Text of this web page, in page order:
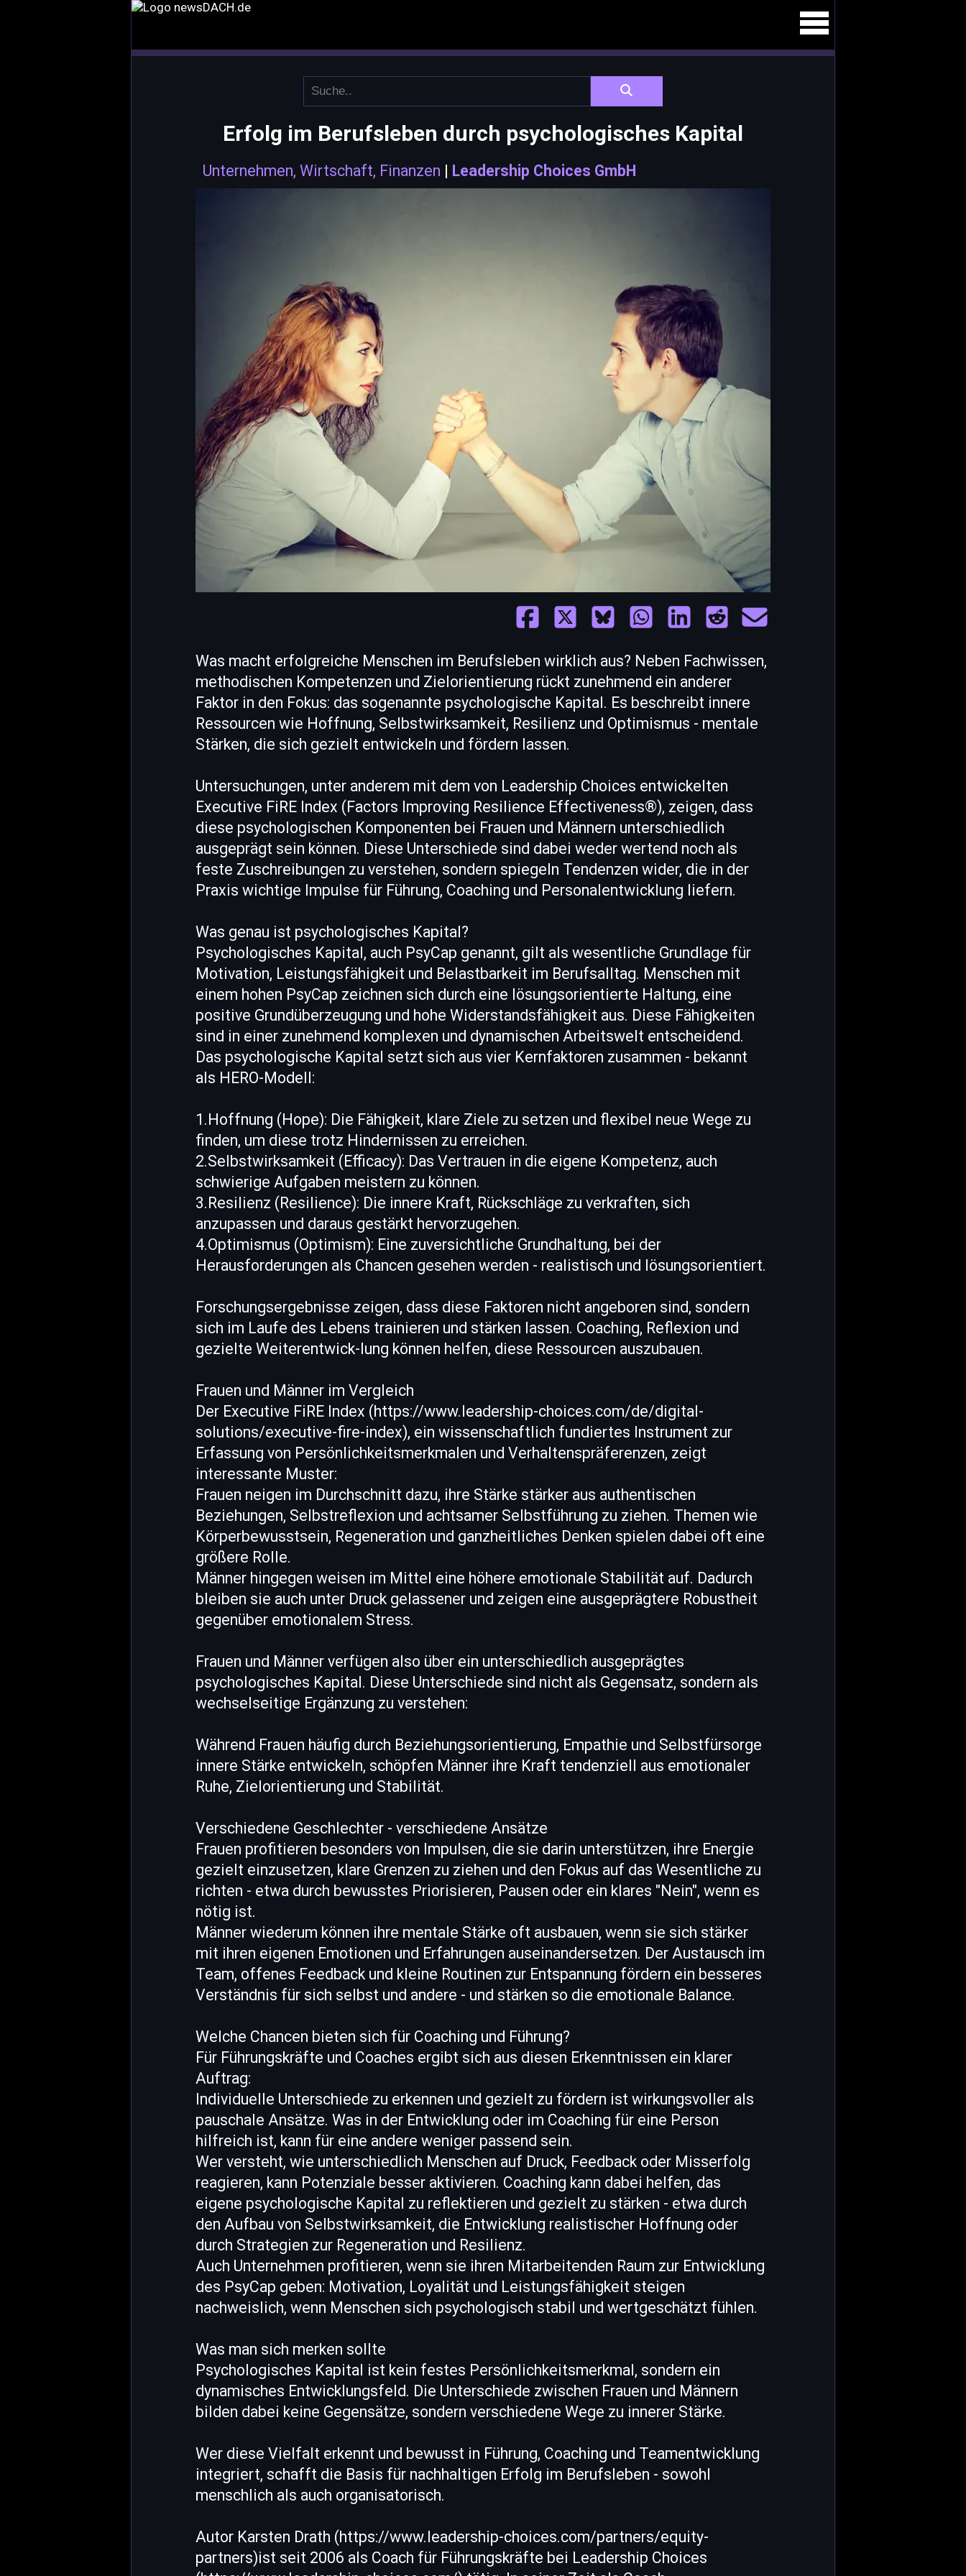
Erfolg im Berufsleben durch psychologisches Kapital
Unternehmen, Wirtschaft, Finanzen | Leadership Choices GmbH
Was macht erfolgreiche Menschen im Berufsleben wirklich aus? Neben Fachwissen,
methodischen Kompetenzen und Zielorientierung rückt zunehmend ein anderer
Faktor in den Fokus: das sogenannte psychologische Kapital. Es beschreibt innere
Ressourcen wie Hoffnung, Selbstwirksamkeit, Resilienz und Optimismus - mentale
Stärken, die sich gezielt entwickeln und fördern lassen.
Untersuchungen, unter anderem mit dem von Leadership Choices entwickelten
Executive FiRE Index (Factors Improving Resilience Effectiveness®), zeigen, dass
diese psychologischen Komponenten bei Frauen und Männern unterschiedlich
ausgeprägt sein können. Diese Unterschiede sind dabei weder wertend noch als
feste Zuschreibungen zu verstehen, sondern spiegeln Tendenzen wider, die in der
Praxis wichtige Impulse für Führung, Coaching und Personalentwicklung liefern.
Was genau ist psychologisches Kapital?
Psychologisches Kapital, auch PsyCap genannt, gilt als wesentliche Grundlage für
Motivation, Leistungsfähigkeit und Belastbarkeit im Berufsalltag. Menschen mit
einem hohen PsyCap zeichnen sich durch eine lösungsorientierte Haltung, eine
positive Grundüberzeugung und hohe Widerstandsfähigkeit aus. Diese Fähigkeiten
sind in einer zunehmend komplexen und dynamischen Arbeitswelt entscheidend.
Das psychologische Kapital setzt sich aus vier Kernfaktoren zusammen - bekannt
als HERO-Modell:
1.Hoffnung (Hope): Die Fähigkeit, klare Ziele zu setzen und flexibel neue Wege zu
finden, um diese trotz Hindernissen zu erreichen.
2.Selbstwirksamkeit (Efficacy): Das Vertrauen in die eigene Kompetenz, auch
schwierige Aufgaben meistern zu können.
3.Resilienz (Resilience): Die innere Kraft, Rückschläge zu verkraften, sich
anzupassen und daraus gestärkt hervorzugehen.
4.Optimismus (Optimism): Eine zuversichtliche Grundhaltung, bei der
Herausforderungen als Chancen gesehen werden - realistisch und lösungsorientiert.
Forschungsergebnisse zeigen, dass diese Faktoren nicht angeboren sind, sondern
sich im Laufe des Lebens trainieren und stärken lassen. Coaching, Reflexion und
gezielte Weiterentwick-lung können helfen, diese Ressourcen auszubauen.
Frauen und Männer im Vergleich
Der Executive FiRE Index (https://www.leadership-choices.com/de/digital-
solutions/executive-fire-index), ein wissenschaftlich fundiertes Instrument zur
Erfassung von Persönlichkeitsmerkmalen und Verhaltenspräferenzen, zeigt
interessante Muster:
Frauen neigen im Durchschnitt dazu, ihre Stärke stärker aus authentischen
Beziehungen, Selbstreflexion und achtsamer Selbstführung zu ziehen. Themen wie
Körperbewusstsein, Regeneration und ganzheitliches Denken spielen dabei oft eine
größere Rolle.
Männer hingegen weisen im Mittel eine höhere emotionale Stabilität auf. Dadurch
bleiben sie auch unter Druck gelassener und zeigen eine ausgeprägtere Robustheit
gegenüber emotionalem Stress.
Frauen und Männer verfügen also über ein unterschiedlich ausgeprägtes
psychologisches Kapital. Diese Unterschiede sind nicht als Gegensatz, sondern als
wechselseitige Ergänzung zu verstehen:
Während Frauen häufig durch Beziehungsorientierung, Empathie und Selbstfürsorge
innere Stärke entwickeln, schöpfen Männer ihre Kraft tendenziell aus emotionaler
Ruhe, Zielorientierung und Stabilität.
Verschiedene Geschlechter - verschiedene Ansätze
Frauen profitieren besonders von Impulsen, die sie darin unterstützen, ihre Energie
gezielt einzusetzen, klare Grenzen zu ziehen und den Fokus auf das Wesentliche zu
richten - etwa durch bewusstes Priorisieren, Pausen oder ein klares "Nein", wenn es
nötig ist.
Männer wiederum können ihre mentale Stärke oft ausbauen, wenn sie sich stärker
mit ihren eigenen Emotionen und Erfahrungen auseinandersetzen. Der Austausch im
Team, offenes Feedback und kleine Routinen zur Entspannung fördern ein besseres
Verständnis für sich selbst und andere - und stärken so die emotionale Balance.
Welche Chancen bieten sich für Coaching und Führung?
Für Führungskräfte und Coaches ergibt sich aus diesen Erkenntnissen ein klarer
Auftrag:
Individuelle Unterschiede zu erkennen und gezielt zu fördern ist wirkungsvoller als
pauschale Ansätze. Was in der Entwicklung oder im Coaching für eine Person
hilfreich ist, kann für eine andere weniger passend sein.
Wer versteht, wie unterschiedlich Menschen auf Druck, Feedback oder Misserfolg
reagieren, kann Potenziale besser aktivieren. Coaching kann dabei helfen, das
eigene psychologische Kapital zu reflektieren und gezielt zu stärken - etwa durch
den Aufbau von Selbstwirksamkeit, die Entwicklung realistischer Hoffnung oder
durch Strategien zur Regeneration und Resilienz.
Auch Unternehmen profitieren, wenn sie ihren Mitarbeitenden Raum zur Entwicklung
des PsyCap geben: Motivation, Loyalität und Leistungsfähigkeit steigen
nachweislich, wenn Menschen sich psychologisch stabil und wertgeschätzt fühlen.
Was man sich merken sollte
Psychologisches Kapital ist kein festes Persönlichkeitsmerkmal, sondern ein
dynamisches Entwicklungsfeld. Die Unterschiede zwischen Frauen und Männern
bilden dabei keine Gegensätze, sondern verschiedene Wege zu innerer Stärke.
Wer diese Vielfalt erkennt und bewusst in Führung, Coaching und Teamentwicklung
integriert, schafft die Basis für nachhaltigen Erfolg im Berufsleben - sowohl
menschlich als auch organisatorisch.
Autor Karsten Drath (https://www.leadership-choices.com/partners/equity-
partners)ist seit 2006 als Coach für Führungskräfte bei Leadership Choices